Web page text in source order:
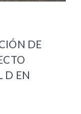
DE
D EN